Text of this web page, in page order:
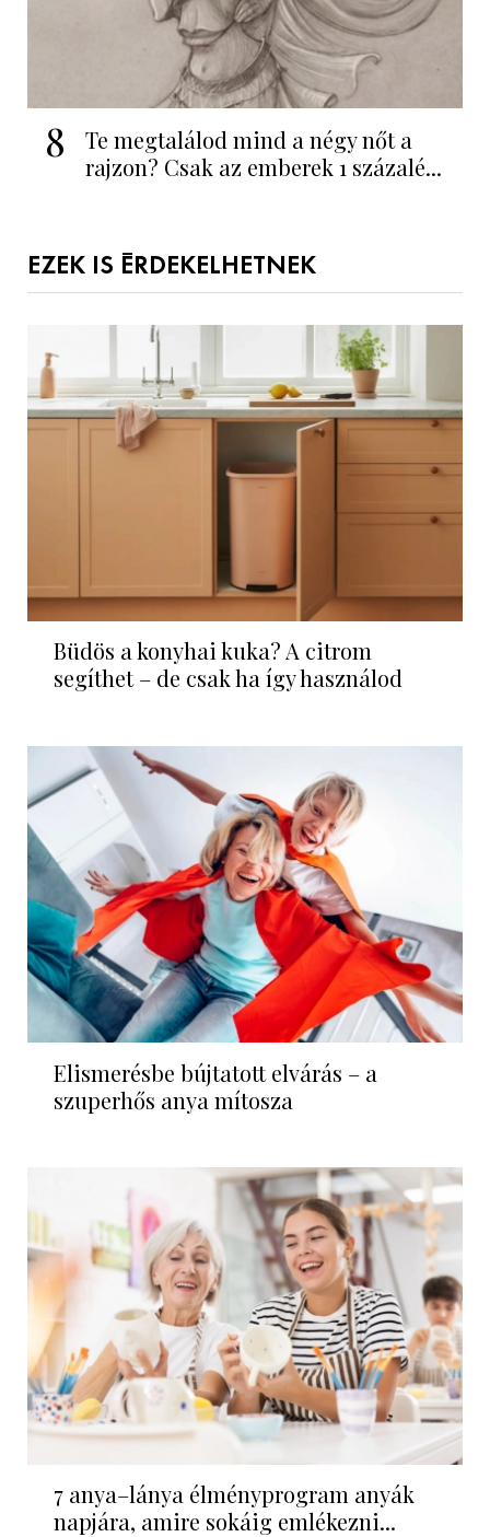
8
Te megtalálod mind a négy nőt a
rajzon? Csak az emberek 1 százalé...
EZEK IS ÉRDEKELHETNEK
Büdös a konyhai kuka? A citrom
segíthet – de csak ha így használod
Elismerésbe bújtatott elvárás – a
szuperhős anya mítosza
7 anya–lánya élményprogram anyák
napjára, amire sokáig emlékezni...